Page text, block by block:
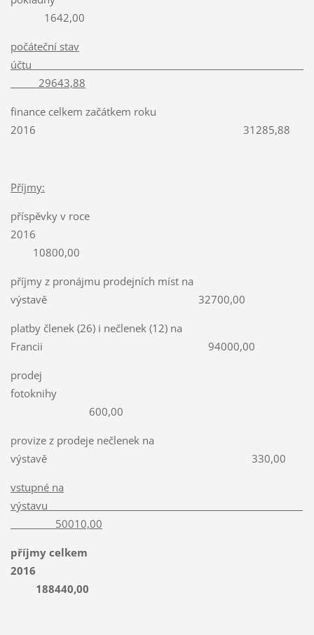
1642,00
počáteční stav
účtu
29643,88
finance celkem začátkem roku
2016 31285,88
Příjmy:
příspěvky v roce
2016
10800,00
příjmy z pronájmu prodejních míst na
výstavě 32700,00
platby členek (26) i nečlenek (12) na
Francii 94000,00
prodej
fotoknihy
600,00
provize z prodeje nečlenek na
výstavě 330,00
vstupné na
výstavu
50010,00
příjmy celkem
2016
188440,00